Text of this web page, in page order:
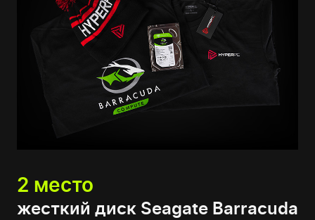
2 место
жесткий диск Seagate Barracuda